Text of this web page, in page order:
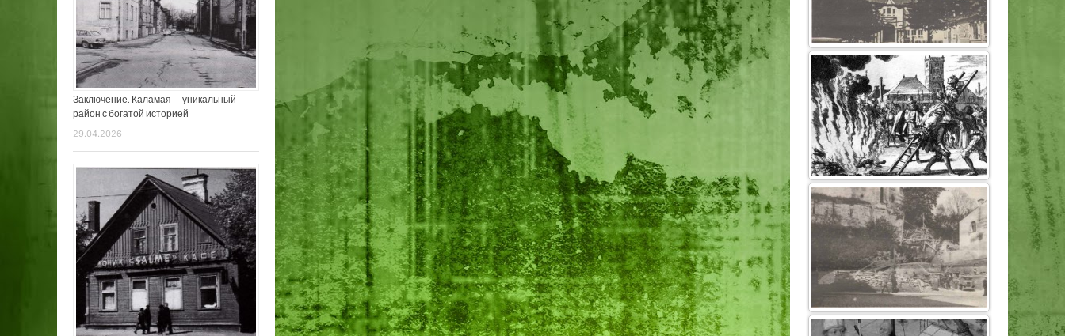
Заключение. Каламая — уникальный
район с богатой историей
29.04.2026